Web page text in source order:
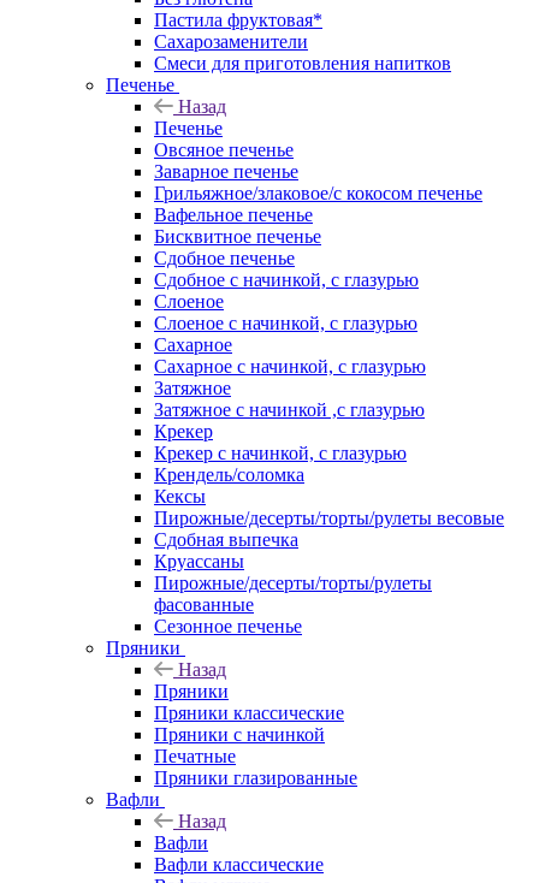
Пастила фруктовая*
Сахарозаменители
Смеси для приготовления напитков
Печенье
Назад
Печенье
Овсяное печенье
Заварное печенье
Грильяжное/злаковое/с кокосом печенье
Вафельное печенье
Бисквитное печенье
Сдобное печенье
Сдобное с начинкой, с глазурью
Слоеное
Слоеное с начинкой, с глазурью
Сахарное
Сахарное с начинкой, с глазурью
Затяжное
Затяжное с начинкой ,с глазурью
Крекер
Крекер с начинкой, с глазурью
Крендель/соломка
Кексы
Пирожные/десерты/торты/рулеты весовые
Сдобная выпечка
Круассаны
Пирожные/десерты/торты/рулеты
фасованные
Сезонное печенье
Пряники
Назад
Пряники
Пряники классические
Пряники с начинкой
Печатные
Пряники глазированные
Вафли
Назад
Вафли
Вафли классические